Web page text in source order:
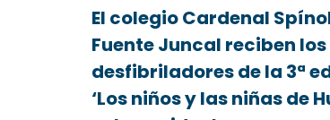
El colegio Cardenal
Fuente Juncal reciben los
desfibriladores de la 3ª
‘Los niños y las niñas de